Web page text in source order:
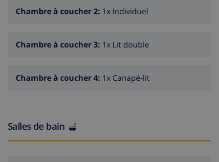
Chambre à coucher 2: 1x Individuel
Chambre à coucher 3: 1x Lit double
Chambre à coucher 4: 1x Canapé-lit
Salles de bain